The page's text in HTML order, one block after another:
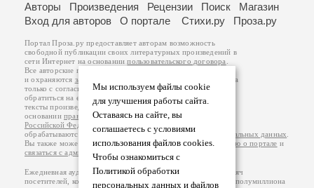
Мы используем файлы cookie
для улучшения работы сайта.
Оставаясь на сайте, вы
соглашаетесь с условиями
использования файлов cookies.
Чтобы ознакомиться с
Политикой обработки
персональных данных и файлов
Авторы Произведения Рецензии Поиск
Магазин
Вход для авторов
О портале Стихи.ру Проза.ру
Портал Проза.ру предоставляет авторам возможность
свободной публикации своих литературных произведений в
сети Интернет на основаниипользовательского договора
Все авторские права на произведения принадлежат авторам
и охраняются законом
. Перепечатка произведений возможна
только с согласия его автора, к которому вы можете
обратиться на его авторской странице. Ответственность за
тексты произведений авторы несут самостоятельно на
основанииправил публикацииизаконодательства
Российской Федерации
обрабатываются на основанииПолитики обработки персональных данных
Вы также можете посмотреть более подробнуюинформацию о портале и
связаться с администрацией
Ежедневная аудитория портала Проза.ру – порядка 100 тысяч
посетителей, которые в общей сумме просматривают более полумиллиона